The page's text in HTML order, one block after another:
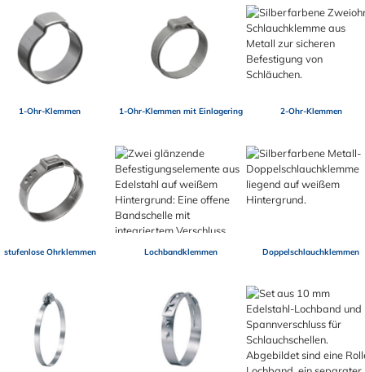
1-Ohr-Klemmen 1-Ohr-Klemmen mit Einlagering 2-Ohr-Klemmen
stufenlose Ohrklemmen Lochbandklemmen Doppelschlauchklemmen